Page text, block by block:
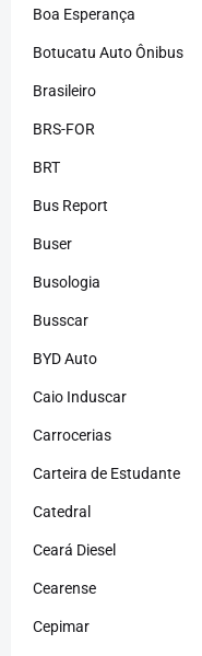
Boa Esperança
Botucatu Auto Ônibus
Brasileiro
BRS-FOR
BRT
Bus Report
Buser
Busologia
Busscar
BYD Auto
Caio Induscar
Carrocerias
Carteira de Estudante
Catedral
Ceará Diesel
Cearense
Cepimar